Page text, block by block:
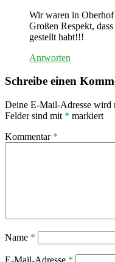
Wir waren in
Großen Respekt,
gestellt habt!!!
Antworten
Schreibe einen
Deine E-Mail-Adresse wird
Felder sind mit * markiert
Kommentar *
Name *
E-Mail-Adresse *